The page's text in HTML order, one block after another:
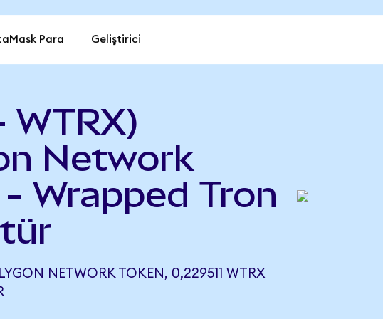
Para Geliştirici
WTRX)
Network
Wrapped Tron
NETWORK TOKEN, 0,229511 WTRX